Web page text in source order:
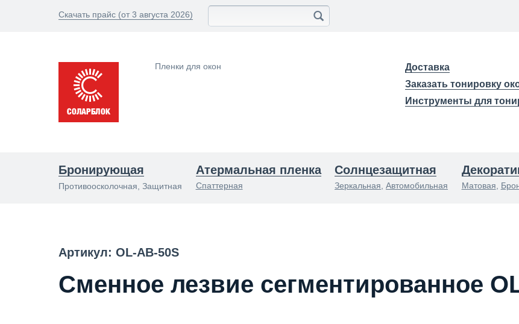
Скачать прайс (от 3 августа 2026)
Пленки для окон
Доставка
Заказать тонировку
Инструменты для
Бронирующая
Противоосколочная, Защитная
Атермальная пленка
Спаттерная
Солнцезащитная
Зеркальная ,Автомобильная Матовая
Артикул: OL-AB-50S
Cменное лезвие сегментированное